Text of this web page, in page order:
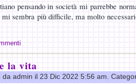
pensando in società mi parrebbe
mi sembra più difficile, ma molto
la vita
da admin il 23 Dic 2022 5:56 am.